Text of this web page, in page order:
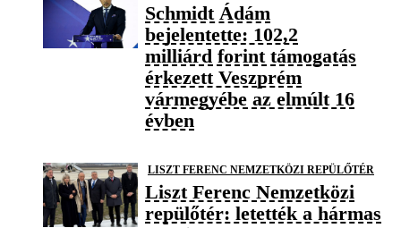
Schmidt Ádám
bejelentette: 102,2
milliárd forint támogatás
érkezett Veszprém
vármegyébe az elmúlt 16
évben
LISZT FERENC NEMZETKÖZI REPÜLŐTÉR
Liszt Ferenc Nemzetközi
repülőtér: letették a hármas